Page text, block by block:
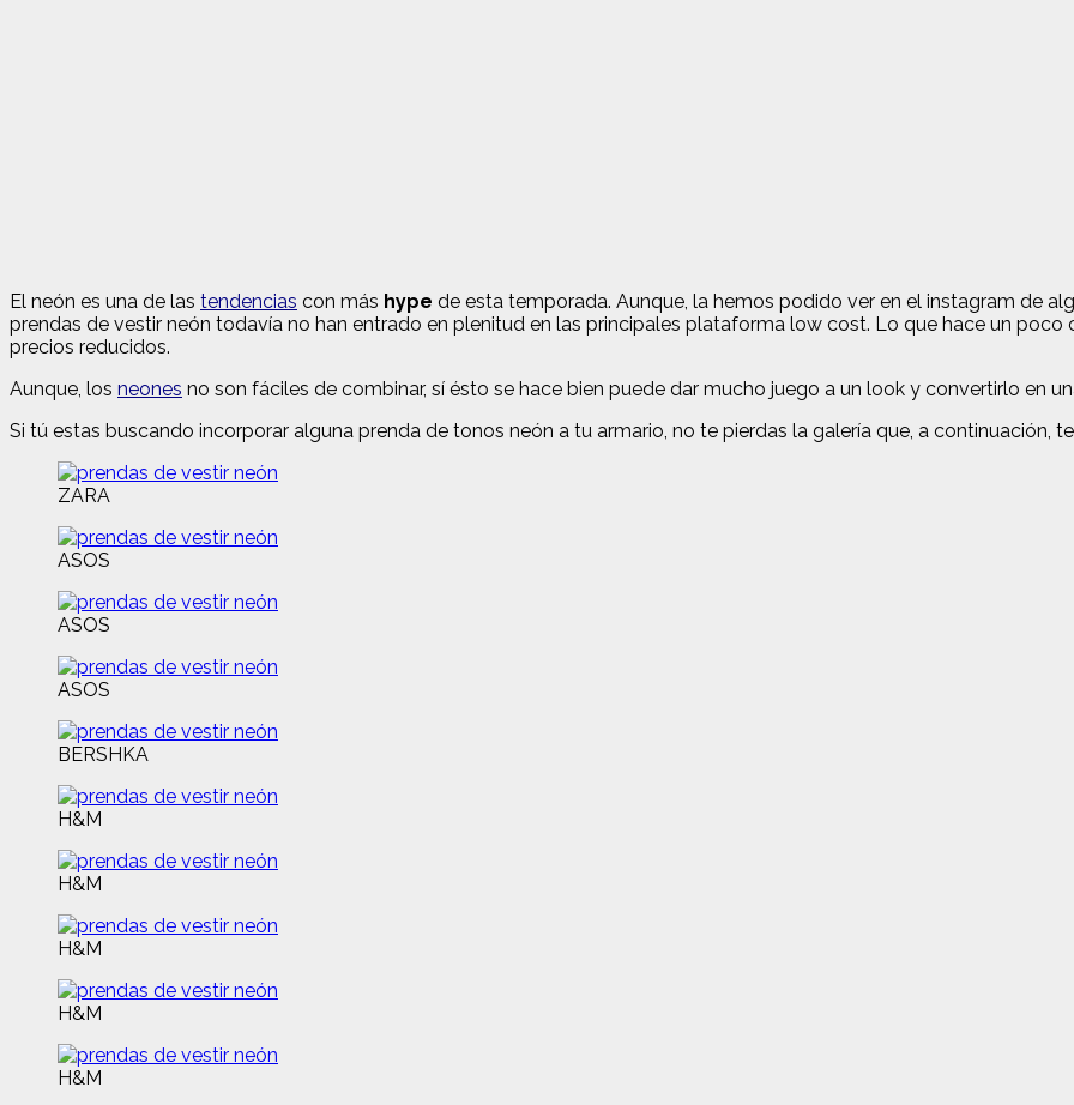
El neón es una de las tendencias con más hype de esta temporada. Aunque, la hemos podido ver en el instagram de
prendas de vestir neón todavía no han entrado en plenitud en las principales plataforma low cost. Lo que hace un
precios reducidos.
Aunque, los neones no son fáciles de combinar, sí ésto se hace bien puede dar mucho juego a un look y convertirlo en
Si tú estas buscando incorporar alguna prenda de tonos neón a tu armario, no te pierdas la galería que, a continuación,
ZARA
ASOS
ASOS
ASOS
BERSHKA
H&M
H&M
H&M
H&M
H&M